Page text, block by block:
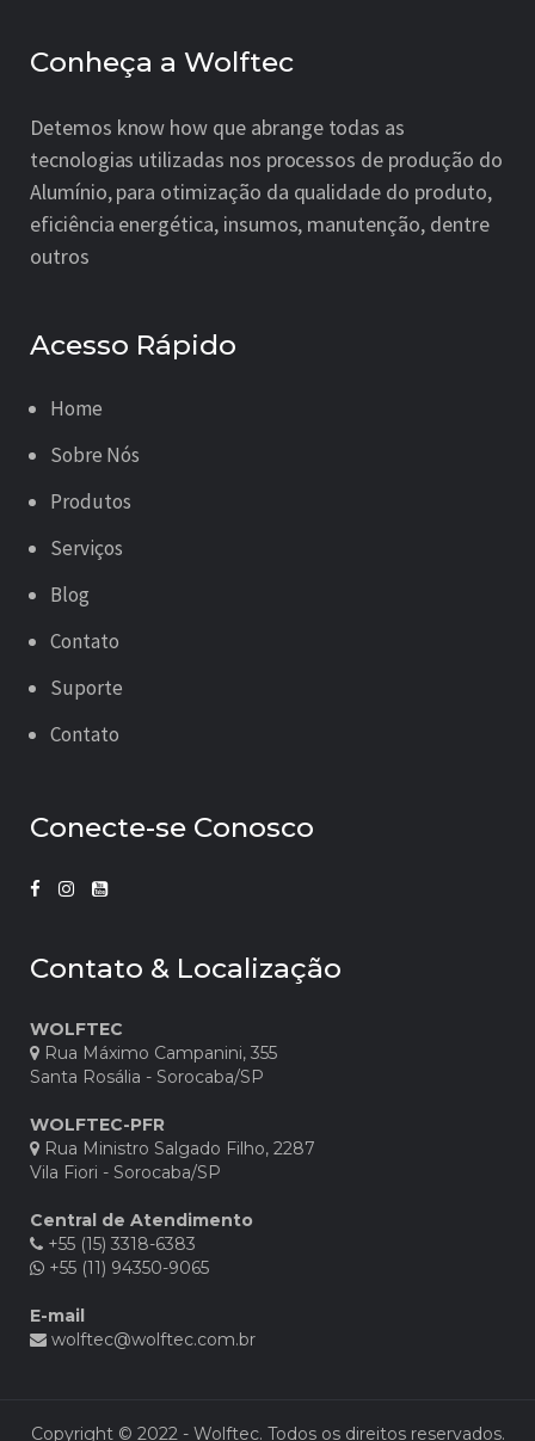
Conheça a Wolftec
Detemos know how que abrange todas as
tecnologias utilizadas nos processos de produção do
Alumínio, para otimização da qualidade do produto,
eficiência energética, insumos, manutenção, dentre
outros
Acesso Rápido
Home
Sobre Nós
Produtos
Serviços
Blog
Contato
Suporte
Contato
Conecte-se Conosco
Contato & Localização
WOLFTEC
Rua Máximo Campanini, 355
Santa Rosália - Sorocaba/SP
WOLFTEC-PFR
Rua Ministro Salgado Filho, 2287
Vila Fiori - Sorocaba/SP
Central de Atendimento
+55 (15) 3318-6383
+55 (11) 94350-9065
E-mail
wolftec@wolftec.com.br
Copyright © 2022 - Wolftec. Todos os direitos reservados.